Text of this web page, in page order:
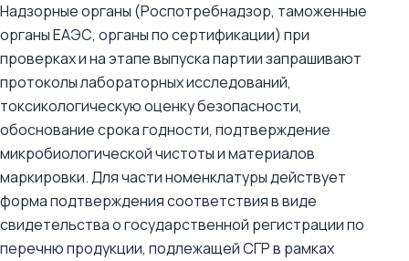
Надзорные органы (Роспотребнадзор, таможенные
органы ЕАЭС, органы по сертификации) при
проверках и на этапе выпуска партии запрашивают
протоколы лабораторных исследований,
токсикологическую оценку безопасности,
обоснование срока годности, подтверждение
микробиологической чистоты и материалов
маркировки. Для части номенклатуры действует
форма подтверждения соответствия в виде
свидетельства о государственной регистрации по
перечню продукции, подлежащей СГР в рамках